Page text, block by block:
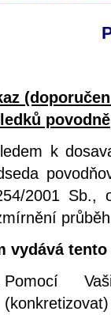
povodně
k
2001 Sb.,
vydává
Pomocí